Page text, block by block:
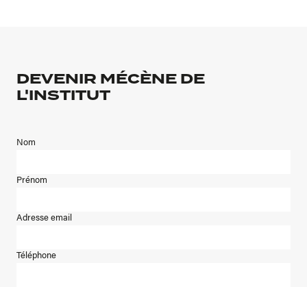
DEVENIR MÉCÈNE DE
L'INSTITUT
Nom
Prénom
Adresse email
Téléphone